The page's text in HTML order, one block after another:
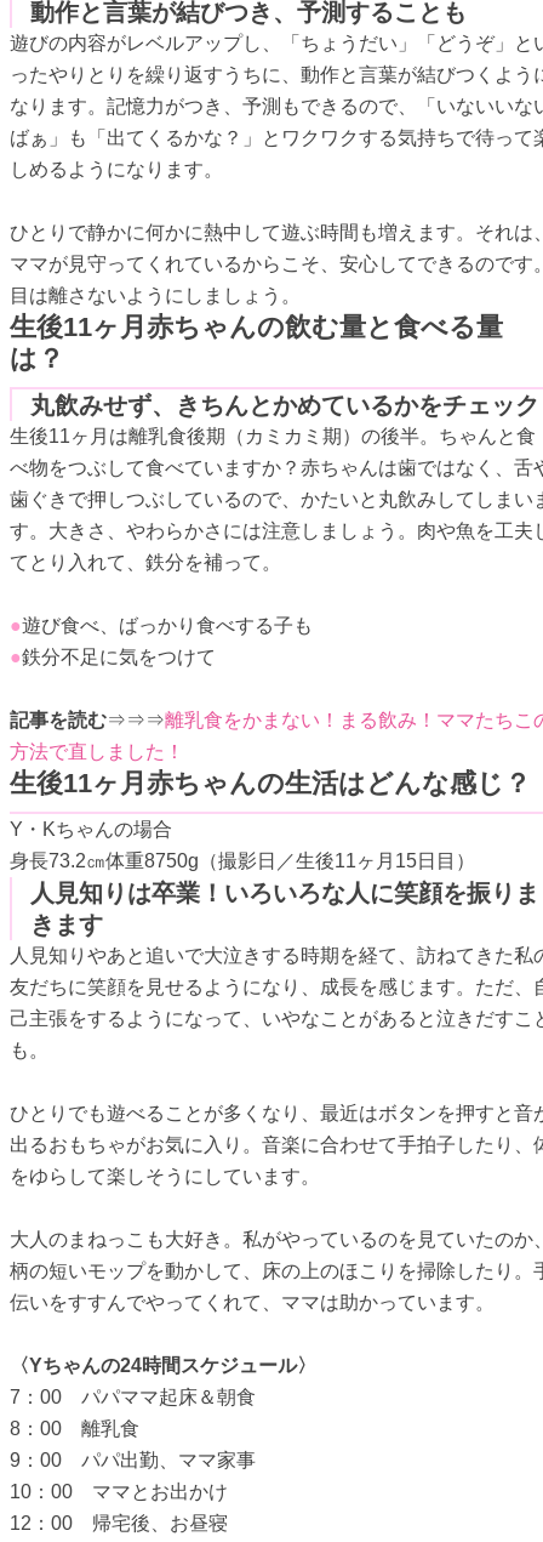
動作と言葉が結びつき、予測することも
遊びの内容がレベルアップし、「ちょうだい」「どうぞ」と
ったやりとりを繰り返すうちに、動作と言葉が結びつくよう
なります。記憶力がつき、予測もできるので、「いないいな
ばぁ」も「出てくるかな？」とワクワクする気持ちで待って
しめるようになります。
ひとりで静かに何かに熱中して遊ぶ時間も増えます。それは
ママが見守ってくれているからこそ、安心してできるのです
目は離さないようにしましょう。
生後11ヶ月赤ちゃんの飲む量と食べる量
は？
丸飲みせず、きちんとかめているかをチェック
生後11ヶ月は離乳食後期（カミカミ期）の後半。ちゃんと食
べ物をつぶして食べていますか？赤ちゃんは歯ではなく、舌
歯ぐきで押しつぶしているので、かたいと丸飲みしてしまい
す。大きさ、やわらかさには注意しましょう。肉や魚を工夫
てとり入れて、鉄分を補って。
●遊び食べ、ばっかり食べする子も
●鉄分不足に気をつけて
記事を読む⇒⇒⇒離乳食をかまない！まる飲み！ママたちこ
方法で直しました！
生後11ヶ月赤ちゃんの生活はどんな感じ？
Y・Kちゃんの場合
身長73.2㎝体重8750g（撮影日／生後11ヶ月15日目）
人見知りは卒業！いろいろな人に笑顔を振りま
きます
人見知りやあと追いで大泣きする時期を経て、訪ねてきた私
友だちに笑顔を見せるようになり、成長を感じます。ただ、
己主張をするようになって、いやなことがあると泣きだすこ
も。
ひとりでも遊べることが多くなり、最近はボタンを押すと音
出るおもちゃがお気に入り。音楽に合わせて手拍子したり、
をゆらして楽しそうにしています。
大人のまねっこも大好き。私がやっているのを見ていたのか
柄の短いモップを動かして、床の上のほこりを掃除したり。
伝いをすすんでやってくれて、ママは助かっています。
〈Yちゃんの24時間スケジュール〉
7：00 パパママ起床＆朝食
8：00 離乳食
9：00 パパ出勤、ママ家事
10：00 ママとお出かけ
12：00 帰宅後、お昼寝